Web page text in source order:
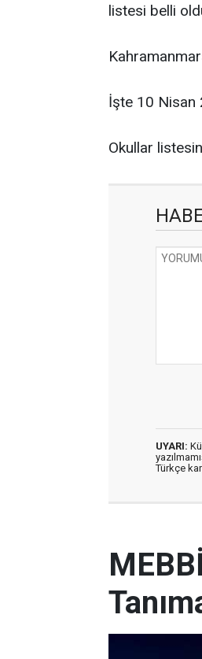
listesi belli
İşte 10 Nisan
Okullar
UYARI:
Türkçe